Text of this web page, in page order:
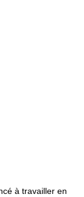
à travailler en